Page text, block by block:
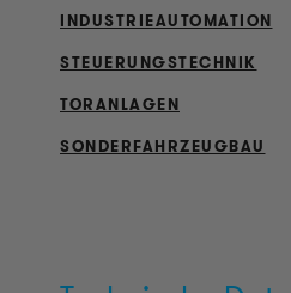
INDUSTRIEAUTOMATION
STEUERUNGSTECHNIK
TORANLAGEN
SONDERFAHRZEUGBAU